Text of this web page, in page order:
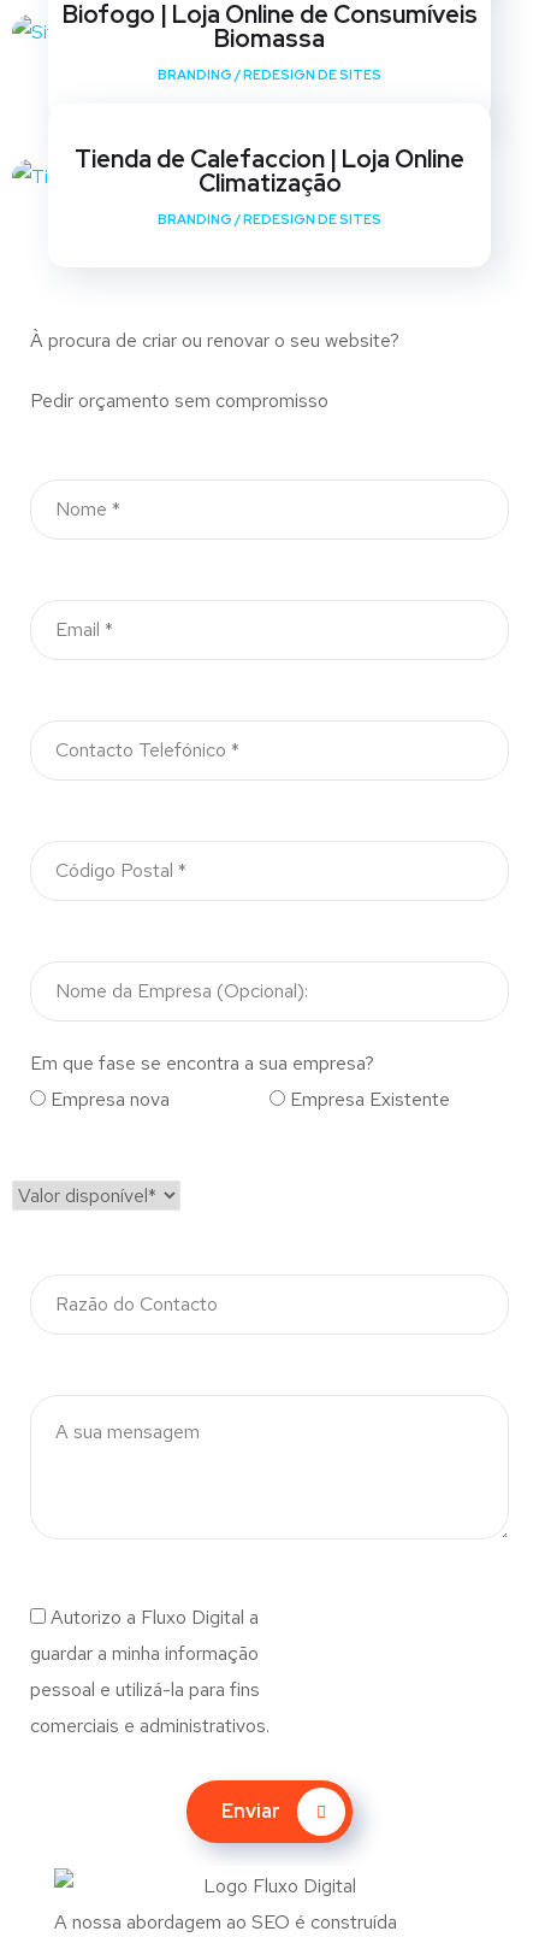
Biofogo | Loja Online de Consumíveis
Biomassa
BRANDING /REDESIGN DE SITES
Tienda de Calefaccion | Loja Online
Climatização
BRANDING /REDESIGN DE SITES
À procura de criar ou renovar o seu website?
Pedir orçamento sem compromisso
Em que fase se encontra a sua empresa?
Empresa nova
Empresa Existente
Autorizo a Fluxo Digital a
guardar a minha informação
pessoal e utilizá-la para fins
comerciais e administrativos.
Enviar
A nossa abordagem ao SEO é construída